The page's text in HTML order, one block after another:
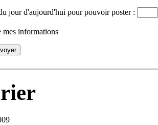
jour d'aujourd'hui pour pouvoir poster :
mes informations